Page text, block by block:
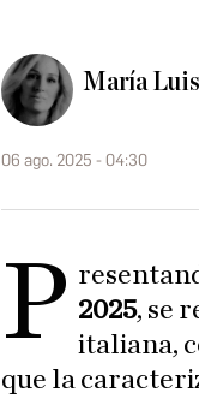
María
06 ago. 2025 - 04:30
P 2025, se
italiana,
que la